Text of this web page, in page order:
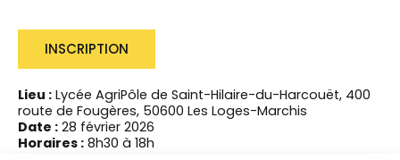
INSCRIPTION
Lieu : Lycée AgriPôle de Saint-Hilaire-du-Harcouët, 400
route de Fougères, 50600 Les Loges-Marchis
Date : 28 février 2026
Horaires : 8h30 à 18h